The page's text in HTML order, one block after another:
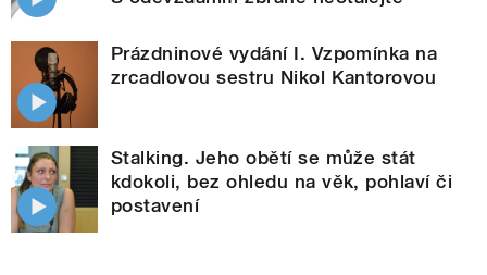
Prázdninové vydání I. Vzpomínka na
zrcadlovou sestru Nikol Kantorovou
Stalking. Jeho obětí se může stát
kdokoli, bez ohledu na věk, pohlaví či
postavení